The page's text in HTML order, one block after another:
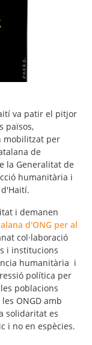
va patir el pitjor
països,
mobilitzat per
de
la Generalitat de
humanitària i
i demanen
d'ONG per al
col·laboració
i institucions
humanitària i
política per
poblacions
ONGD amb
solidaritat es
i no en espècies.